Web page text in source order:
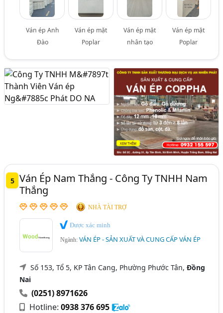
Ván ép Anh
Đào
Ván ép mặt
Poplar
Ván ép mặt
nhân tạo
Ván ép mặt
Poplar
5 Ván Ép Nam Thắng - Công Ty TNHH Nam
Thắng
NHÀ TÀI TRỢ
Được xác minh
Ngành:VÁN ÉP - SẢN XUẤT VÀ CUNG CẤP VÁN ÉP
Số 153, Tổ 5, KP Tân Cang, Phường Phước Tân,Đồng
Nai
(0251) 8971626
Hotline:0938 376 695